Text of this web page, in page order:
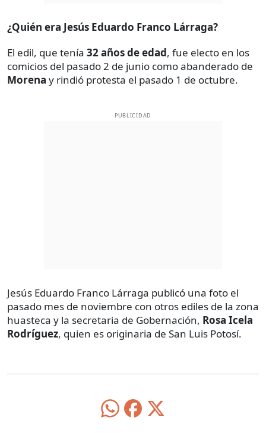
¿Quién era Jesús Eduardo Franco Lárraga?
El edil, que tenía 32 añosde edad, fue electo en los
comicios del pasado 2 de junio como abanderado de
Morena y rindió protesta el pasado 1 de octubre.
PUBLICIDAD
Jesús Eduardo Franco Lárraga publicó una foto el
pasado mes de noviembre con otros ediles de la zona
huasteca y la secretaria de Gobernación, Rosa Icela
Rodríguez, quien es originaria de San Luis Potosí.